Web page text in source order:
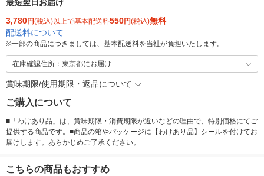
最短翌日お届け
3,780円(税込)以上で基本配送料550円(税込)無料
配送料について
※一部の商品につきましては、基本配送料を当社が負担いたします。
在庫確認住所：東京都にお届け
賞味期限/使用期限・返品について
ご購入について
■「わけあり品」は、賞味期限・消費期限が近いなどの理由で、特別価格にてご
提供する商品です。■商品の箱やパッケージに【わけあり品】シールを付けてお
届けします。あらかじめご了承ください。
こちらの商品もおすすめ